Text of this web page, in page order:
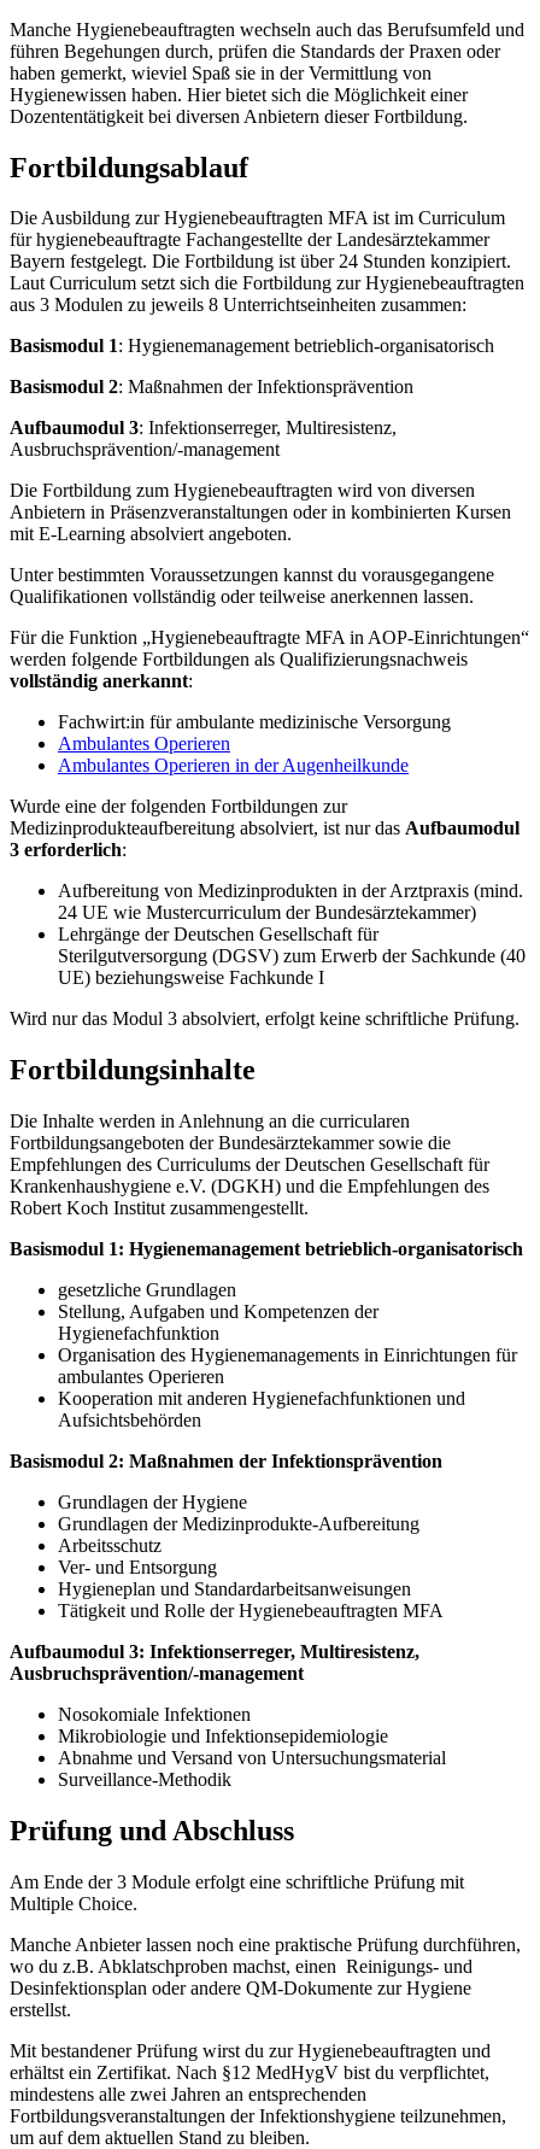
Manche Hygienebeauftragten wechseln auch das Berufsumfeld und
führen Begehungen durch, prüfen die Standards der Praxen oder
haben gemerkt, wieviel Spaß sie in der Vermittlung von
Hygienewissen haben. Hier bietet sich die Möglichkeit einer
Dozententätigkeit bei diversen Anbietern dieser Fortbildung.
Fortbildungsablauf
Die Ausbildung zur Hygienebeauftragten MFA ist im Curriculum
für hygienebeauftragte Fachangestellte der Landesärztekammer
Bayern festgelegt. Die Fortbildung ist über 24 Stunden konzipiert.
Laut Curriculum setzt sich die Fortbildung zur Hygienebeauftragten
aus 3 Modulen zu jeweils 8 Unterrichtseinheiten zusammen:
Basismodul 1: Hygienemanagement betrieblich-organisatorisch
Basismodul 2: Maßnahmen der Infektionsprävention
Aufbaumodul 3: Infektionserreger, Multiresistenz,
Ausbruchsprävention/-management
Die Fortbildung zum Hygienebeauftragten wird von diversen
Anbietern in Präsenzveranstaltungen oder in kombinierten Kursen
mit E‑Learning absolviert angeboten.
Unter bestimmten Voraussetzungen kannst du vorausgegangene
Qualifikationen vollständig oder teilweise anerkennen lassen.
Für die Funktion „Hygienebeauftragte MFA in AOP-Einrichtungen“
werden folgende Fortbildungen als Qualifizierungsnachweis
vollständig anerkannt:
Fachwirt:in für ambulante medizinische Versorgung
Ambulantes Operieren
Ambulantes Operieren in der Augenheilkunde
Wurde eine der folgenden Fortbildungen zur
Medizinprodukteaufbereitung absolviert, ist nur das Aufbaumodul
3 erforderlich:
Aufbereitung von Medizinprodukten in der Arztpraxis (mind.
24 UE wie Mustercurriculum der Bundesärztekammer)
Lehrgänge der Deutschen Gesellschaft für
Sterilgutversorgung (DGSV) zum Erwerb der Sachkunde (40
UE) beziehungsweise Fachkunde I
Wird nur das Modul 3 absolviert, erfolgt keine schriftliche Prüfung.
Fortbildungsinhalte
Die Inhalte werden in Anlehnung an die curricularen
Fortbildungsangeboten der Bundesärztekammer sowie die
Empfehlungen des Curriculums der Deutschen Gesellschaft für
Krankenhaushygiene e.V. (DGKH) und die Empfehlungen des
Robert Koch Institut zusammengestellt.
Basismodul 1: Hygienemanagement betrieblich-organisatorisch
gesetzliche Grundlagen
Stellung, Aufgaben und Kompetenzen der
Hygienefachfunktion
Organisation des Hygienemanagements in Einrichtungen für
ambulantes Operieren
Kooperation mit anderen Hygienefachfunktionen und
Aufsichtsbehörden
Basismodul 2: Maßnahmen der Infektionsprävention
Grundlagen der Hygiene
Grundlagen der Medizinprodukte-Aufbereitung
Arbeitsschutz
Ver- und Entsorgung
Hygieneplan und Standardarbeitsanweisungen
Tätigkeit und Rolle der Hygienebeauftragten MFA
Aufbaumodul 3: Infektionserreger, Multiresistenz,
Ausbruchsprävention/-management
Nosokomiale Infektionen
Mikrobiologie und Infektionsepidemiologie
Abnahme und Versand von Untersuchungsmaterial
Surveillance-Methodik
Prüfung und Abschluss
Am Ende der 3 Module erfolgt eine schriftliche Prüfung mit
Multiple Choice.
Manche Anbieter lassen noch eine praktische Prüfung durchführen,
wo du z.B. Abklatschproben machst, einen Reinigungs- und
Desinfektionsplan oder andere QM-Dokumente zur Hygiene
erstellst.
Mit bestandener Prüfung wirst du zur Hygienebeauftragten und
erhältst ein Zertifikat. Nach §12 MedHygV bist du verpflichtet,
mindestens alle zwei Jahren an entsprechenden
Fortbildungsveranstaltungen der Infektionshygiene teilzunehmen,
um auf dem aktuellen Stand zu bleiben.